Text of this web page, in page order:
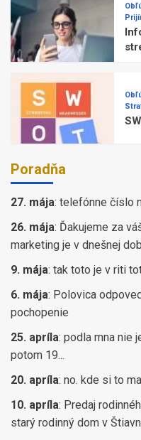
Poradňa
27. mája: telefónne číslo
26. mája: Ďakujeme za
marketing je v dnešnej
9. mája: tak toto je v riti
6. mája: Polovica
pochopenie
25. apríla: podla mna nie
potom 19...
20. apríla: no. kde si to
10. apríla: Predaj
starý rodinný dom v